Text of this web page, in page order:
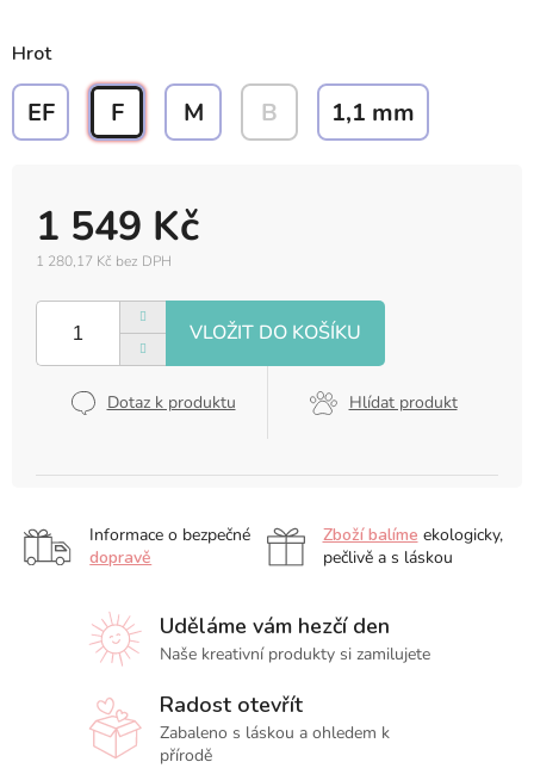
1 549 Kč
1 280,17 Kč bez DPH
cena:
Dotaz k produktu Hlídat produkt
Hrot
EF F M B 1,1 mm
Informace o bezpečné
dopravě
Zboží balíme ekologicky,
pečlivě a s láskou
Uděláme vám hezčí den
Naše kreativní produkty si zamilujete
Radost otevřít
Zabaleno s láskou a ohledem k
přírodě